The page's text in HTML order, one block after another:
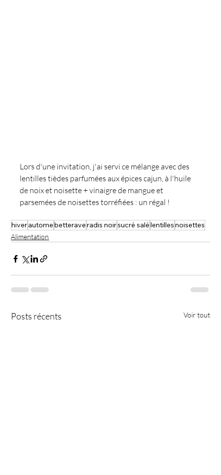
Lors d'une invitation, j'ai servi ce mélange avec des
lentilles tièdes parfumées aux épices cajun, à l'huile
de noix et noisette + vinaigre de mangue et
parsemées de noisettes torréfiées : un régal !
hiverautomebetteraveradis noirsucré salélentillesnoisettes
Alimentation
Posts récents Voir tout